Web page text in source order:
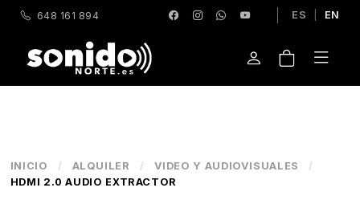
648 161 894 ES EN
INICIO / ALQUILER / VIDEO Y AUDIOVISUALES
/
HDMI 2.0 AUDIO EXTRACTOR